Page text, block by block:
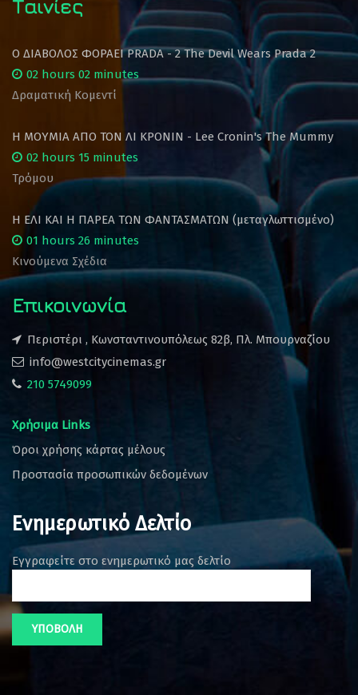
Ταινίες
Ο ΔΙΑΒΟΛΟΣ ΦΟΡΑΕΙ PRADA - 2 The Devil Wears Prada 2
02 hours 02 minutes
Δραματική Κομεντί
Η ΜΟΥΜΙΑ ΑΠΟ ΤΟΝ ΛΙ ΚΡΟΝΙΝ - Lee Cronin's The Mummy
02 hours 15 minutes
Τρόμου
Η ΕΛΙ ΚΑΙ Η ΠΑΡΕΑ ΤΩΝ ΦΑΝΤΑΣΜΑΤΩΝ (μεταγλωττισμένο)
01 hours 26 minutes
Κινούμενα Σχέδια
Επικοινωνία
Περιστέρι , Κωνσταντινουπόλεως 82β, Πλ. Μπουρναζίου
info@westcitycinemas.gr
210 5749099
Χρήσιμα Links
Όροι χρήσης κάρτας μέλους
Προστασία προσωπικών δεδομένων
Ενημερωτικό Δελτίο
Εγγραφείτε στο ενημερωτικό μας δελτίο